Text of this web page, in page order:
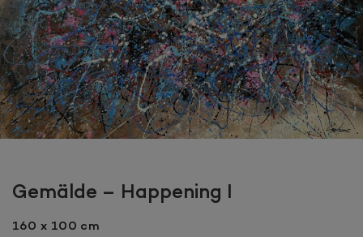
Gemälde – Happening I
160 x 100 cm